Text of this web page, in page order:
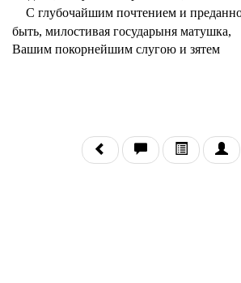
С глубочайшим почтением и
быть, милостивая государыня матушка,
Вашим покорнейшим слугою и зятем